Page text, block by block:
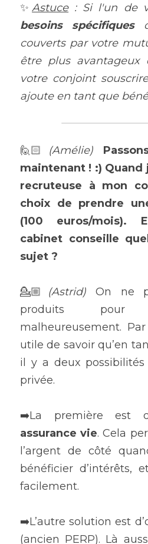
✨Astuce
besoins spécifiques
couverts par votre
être plus
votre conjoint
ajoute en tant que
🙋🏻 (Amélie)
maintenant ! :) Quand
recruteuse à mon
choix de prendre
(100 euros/mois).
cabinet conseille
sujet ?
💁🏼 (Astrid) On ne
produits
malheureusement.
utile de savoir qu’en
il y a deux
privée.
assurance vie. Cela
l’argent de côté
bénéficier d’intérêts,
facilement.
➡️L’autre solution est
(ancien PERP). Là